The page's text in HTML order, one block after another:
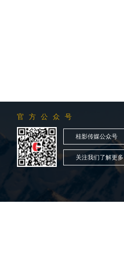
官方公众号
桂影传媒公众号
关注我们了解更多